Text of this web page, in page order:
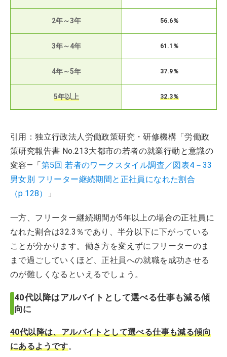
2年～3年 56.6％
3年～4年 61.1％
4年～5年 37.9％
5年以上 32.3％
引用：独立行政法人労働政策研究・研修機構「労働政
策研究報告書 No.213大都市の若者の就業行動と意識の
変容―「第5回 若者のワークスタイル調査／図表4－33
男女別 フリーター継続期間と正社員になれた割合
（p.128）
」
一方、フリーター継続期間が5年以上の場合の正社員に
なれた割合は32.3％であり、半分以下に下がっている
ことが分かります。働き方を変えずにフリーターのま
まで過ごしていくほど、正社員への就職を成功させる
のが難しくなるといえるでしょう。
40代以降はアルバイトとして選べる仕事も減る傾
向に
40代以降は、アルバイトとして選べる仕事も減る傾向
にあるようです。